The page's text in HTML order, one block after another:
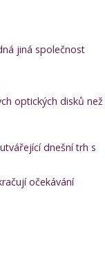
jiná společnost
optických disků než
dnešní trh s
očekávání